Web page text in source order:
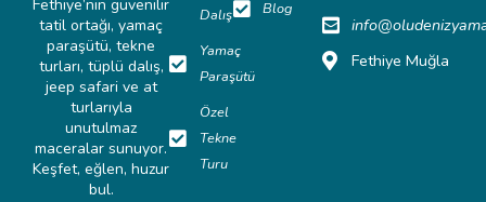
Fethiye’nin güvenilir
tatil ortağı, yamaç
paraşütü, tekne
turları, tüplü dalış,
jeep safari ve at
turlarıyla
unutulmaz
maceralar sunuyor.
Keşfet, eğlen, huzur
bul.
Dalış
Yamaç
Paraşütü
Özel
Tekne
Turu
Blog
Fethiye Muğla